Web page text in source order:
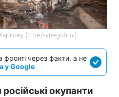
(t.me/synegubov)
фронті через факти, а не
у Google
російські окупанти